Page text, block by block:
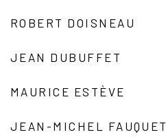
ROBERT DOISNEAU
JEAN DUBUFFET
MAURICE ESTÈVE
JEAN-MICHEL FAUQUET